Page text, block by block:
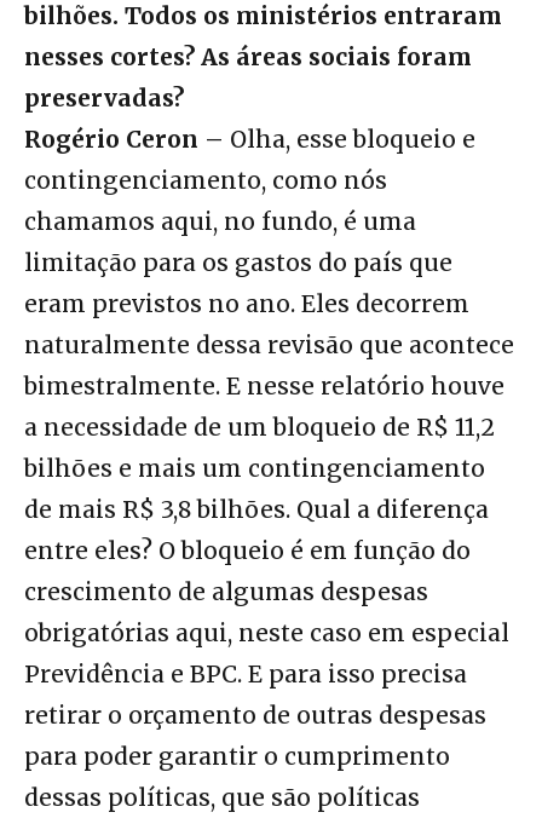
bilhões. Todos os ministérios entraram
nesses cortes? As áreas sociais foram
preservadas?
Rogério Ceron – Olha, esse bloqueio e
contingenciamento, como nós
chamamos aqui, no fundo, é uma
limitação para os gastos do país que
eram previstos no ano. Eles decorrem
naturalmente dessa revisão que acontece
bimestralmente. E nesse relatório houve
a necessidade de um bloqueio de R$ 11,2
bilhões e mais um contingenciamento
de mais R$ 3,8 bilhões. Qual a diferença
entre eles? O bloqueio é em função do
crescimento de algumas despesas
obrigatórias aqui, neste caso em especial
Previdência e BPC. E para isso precisa
retirar o orçamento de outras despesas
para poder garantir o cumprimento
dessas políticas, que são políticas